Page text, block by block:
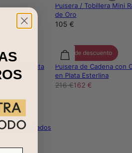
Pulsera / Tobillera Mini
de Oro
105 €
en Plata
25% de descuento
Pulsera de Cadena con
en Plata Esterlina
216 €162 €
Personalizados